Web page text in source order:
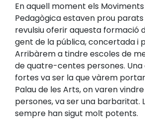
En aquell moment els
Pedagògica estaven prou parats
revulsiu oferir aquesta formació
gent de la pública, concertada i
Arribàrem a tindre escoles de
de quatre-centes persones. Una
fortes va ser la que vàrem
Palau de les Arts, on varen
persones, va ser una barbaritat.
sempre han sigut molt potents.